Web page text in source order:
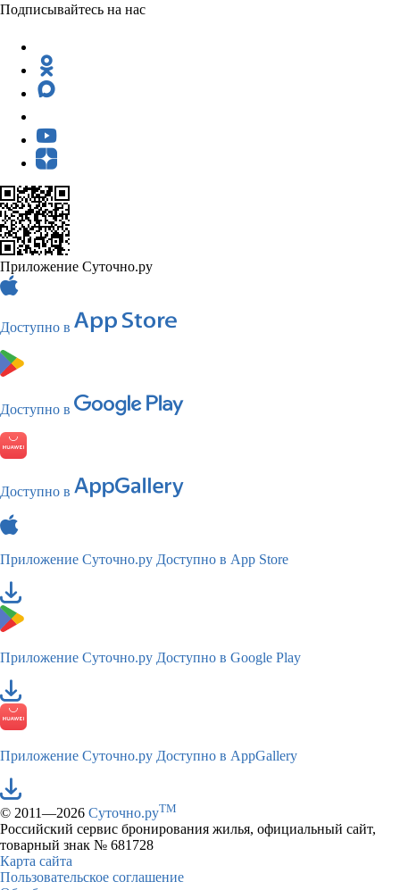
Подписывайтесь на нас
Приложение Суточно.ру
Доступно в
Доступно в
Доступно в
Приложение Суточно.ру Доступно в App Store
Приложение Суточно.ру Доступно в Google Play
Приложение Суточно.ру Доступно в AppGallery
© 2011—2026 Суточно.руTM
Российский сервис бронирования жилья, официальный сайт,
товарный знак № 681728
Карта сайта
Пользовательское соглашение